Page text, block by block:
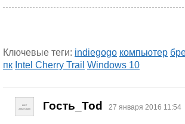
Ключевые теги: indiegogo компьютер
пк Intel Cherry Trail Windows 10
Гость_Tod 27 января 2016 11:54